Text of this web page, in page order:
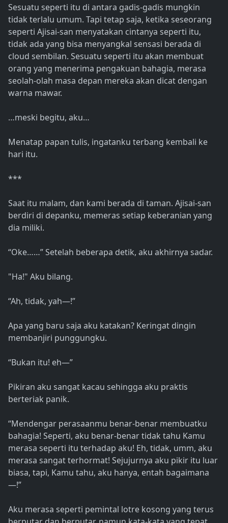
Sesuatu seperti itu di antara gadis-gadis mungkin
tidak terlalu umum. Tapi tetap saja, ketika seseorang
seperti Ajisai-san menyatakan cintanya seperti itu,
tidak ada yang bisa menyangkal sensasi berada di
cloud sembilan. Sesuatu seperti itu akan membuat
orang yang menerima pengakuan bahagia, merasa
seolah-olah masa depan mereka akan dicat dengan
warna mawar.
…meski begitu, aku…
Menatap papan tulis, ingatanku terbang kembali ke
hari itu.
***
Saat itu malam, dan kami berada di taman. Ajisai-san
berdiri di depanku, memeras setiap keberanian yang
dia miliki.
“Oke……” Setelah beberapa detik, aku akhirnya sadar.
"Ha!" Aku bilang.
“Ah, tidak, yah—!”
Apa yang baru saja aku katakan? Keringat dingin
membanjiri punggungku.
“Bukan itu! eh—”
Pikiran aku sangat kacau sehingga aku praktis
berteriak panik.
“Mendengar perasaanmu benar-benar membuatku
bahagia! Seperti, aku benar-benar tidak tahu Kamu
merasa seperti itu terhadap aku! Eh, tidak, umm, aku
merasa sangat terhormat! Sejujurnya aku pikir itu luar
biasa, tapi, Kamu tahu, aku hanya, entah bagaimana
—!”
Aku merasa seperti pemintal lotre kosong yang terus